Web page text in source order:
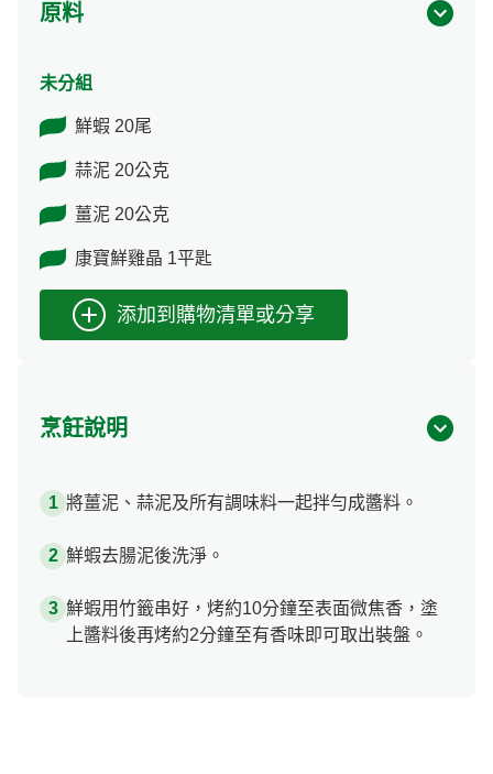
原料
未分組
鮮蝦 20尾
蒜泥 20公克
薑泥 20公克
康寶鮮雞晶 1平匙
烹飪說明
將薑泥、蒜泥及所有調味料一起拌勻成醬料。
鮮蝦去腸泥後洗淨。
鮮蝦用竹籤串好，烤約10分鐘至表面微焦香，塗
上醬料後再烤約2分鐘至有香味即可取出裝盤。